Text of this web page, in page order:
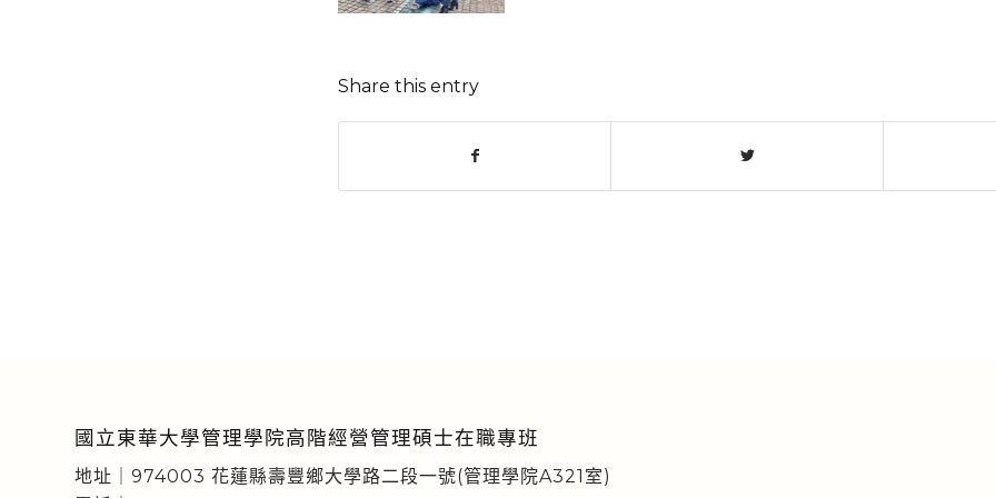
Share this entry
國立東華大學管理學院高階經營管理碩士在職專班
地址｜974003 花蓮縣壽豐鄉大學路二段一號(管理學院A321室)